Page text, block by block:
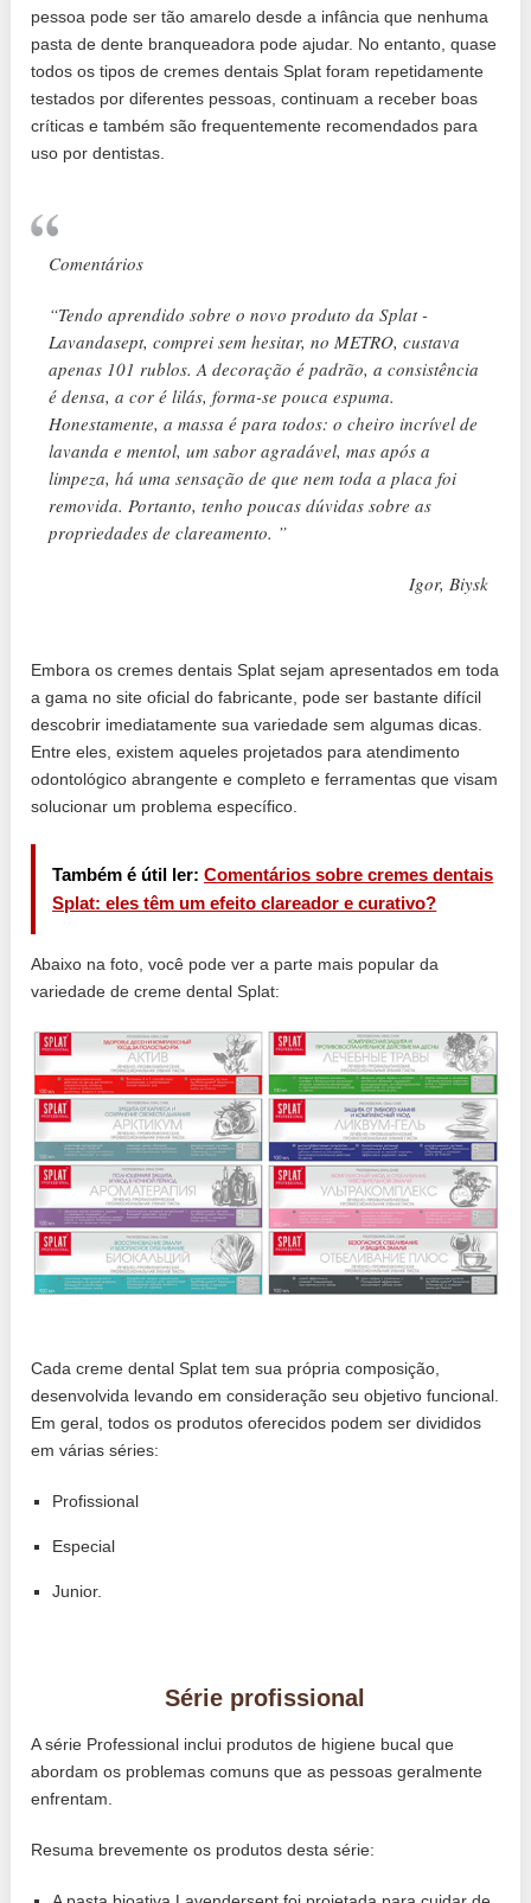
pessoa pode ser tão amarelo desde a infância que nenhuma
pasta de dente branqueadora pode ajudar. No entanto, quase
todos os tipos de cremes dentais Splat foram repetidamente
testados por diferentes pessoas, continuam a receber boas
críticas e também são frequentemente recomendados para
uso por dentistas.
Comentários
“Tendo aprendido sobre o novo produto da Splat -
Lavandasept, comprei sem hesitar, no METRO, custava
apenas 101 rublos. A decoração é padrão, a consistência
é densa, a cor é lilás, forma-se pouca espuma.
Honestamente, a massa é para todos: o cheiro incrível de
lavanda e mentol, um sabor agradável, mas após a
limpeza, há uma sensação de que nem toda a placa foi
removida. Portanto, tenho poucas dúvidas sobre as
propriedades de clareamento. ”
Igor, Biysk
Embora os cremes dentais Splat sejam apresentados em toda
a gama no site oficial do fabricante, pode ser bastante difícil
descobrir imediatamente sua variedade sem algumas dicas.
Entre eles, existem aqueles projetados para atendimento
odontológico abrangente e completo e ferramentas que visam
solucionar um problema específico.
Também é útil ler:Comentários sobre cremes dentais
Splat: eles têm um efeito clareador e curativo?
Abaixo na foto, você pode ver a parte mais popular da
variedade de creme dental Splat:
Cada creme dental Splat tem sua própria composição,
desenvolvida levando em consideração seu objetivo funcional.
Em geral, todos os produtos oferecidos podem ser divididos
em várias séries:
Profissional
Especial
Junior.
Série profissional
A série Professional inclui produtos de higiene bucal que
abordam os problemas comuns que as pessoas geralmente
enfrentam.
Resuma brevemente os produtos desta série: